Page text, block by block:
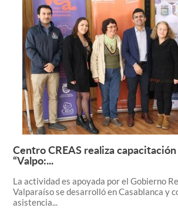
Centro CREAS realiza
“Valpo:...
La actividad es apoyada por el Gobierno
Valparaíso se desarrolló en Casablanca y
asistencia...